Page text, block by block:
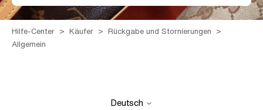
Hilfe-Center Käufer
Rückgabe und Stornierungen
Allgemein
Deutsch